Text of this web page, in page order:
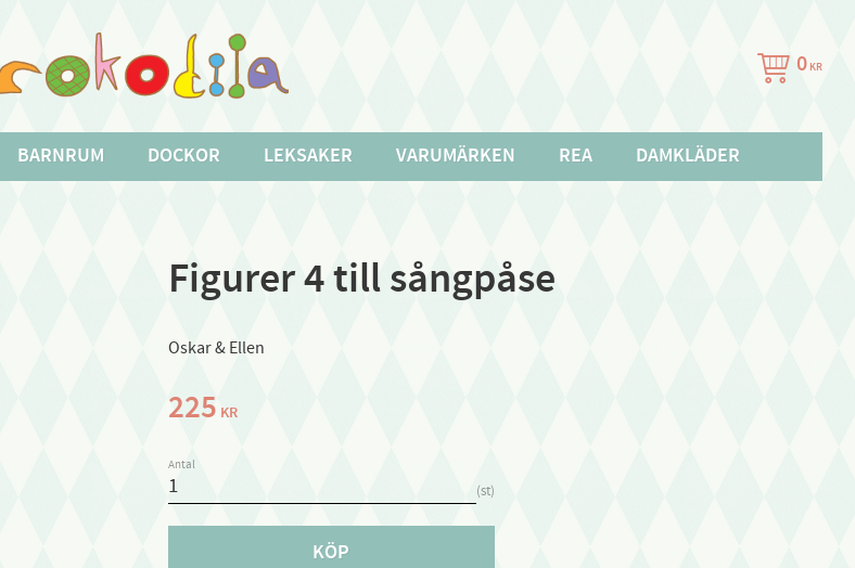
0 KR
BARNRUM DOCKOR LEKSAKER VARUMÄRKEN REA DAMKLÄDER
Figurer 4 till sångpåse
Oskar & Ellen
225 KR
Antal
st
KÖP